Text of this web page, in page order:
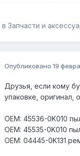
в Запчасти и
Опубликовано 19
Друзья, если кому
упаковке,
OEM: 45536-0K010
OEM: 45535-0K010
OEM: 04445-0K131